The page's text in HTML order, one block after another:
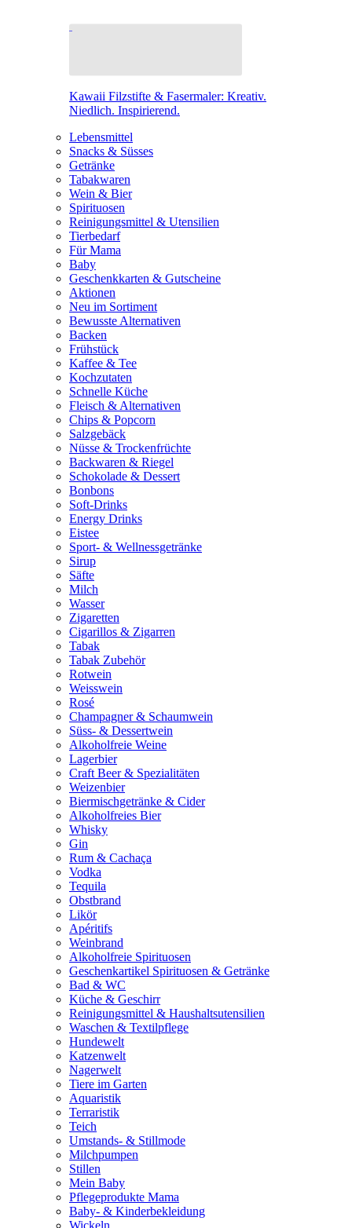
Kawaii Filzstifte & Fasermaler: Kreativ.
Niedlich. Inspirierend.
Lebensmittel
Snacks & Süsses
Getränke
Tabakwaren
Wein & Bier
Spirituosen
Reinigungsmittel & Utensilien
Tierbedarf
Für Mama
Baby
Geschenkkarten & Gutscheine
Aktionen
Neu im Sortiment
Bewusste Alternativen
Backen
Frühstück
Kaffee & Tee
Kochzutaten
Schnelle Küche
Fleisch & Alternativen
Chips & Popcorn
Salzgebäck
Nüsse & Trockenfrüchte
Backwaren & Riegel
Schokolade & Dessert
Bonbons
Soft-Drinks
Energy Drinks
Eistee
Sport- & Wellnessgetränke
Sirup
Säfte
Milch
Wasser
Zigaretten
Cigarillos & Zigarren
Tabak
Tabak Zubehör
Rotwein
Weisswein
Rosé
Champagner & Schaumwein
Süss- & Dessertwein
Alkoholfreie Weine
Lagerbier
Craft Beer & Spezialitäten
Weizenbier
Biermischgetränke & Cider
Alkoholfreies Bier
Whisky
Gin
Rum & Cachaça
Vodka
Tequila
Obstbrand
Likör
Apéritifs
Weinbrand
Alkoholfreie Spirituosen
Geschenkartikel Spirituosen & Getränke
Bad & WC
Küche & Geschirr
Reinigungsmittel & Haushaltsutensilien
Waschen & Textilpflege
Hundewelt
Katzenwelt
Nagerwelt
Tiere im Garten
Aquaristik
Terraristik
Teich
Umstands- & Stillmode
Milchpumpen
Stillen
Mein Baby
Pflegeprodukte Mama
Baby- & Kinderbekleidung
Wickeln